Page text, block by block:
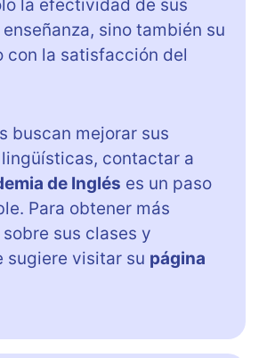
la efectividad de sus
sino también su
con la satisfacción del
buscan mejorar sus
contactar a
de Inglés es un paso
Para obtener más
sus clases y
sugiere visitar su página